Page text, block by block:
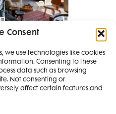
Consent
we use technologies like cookies
Consenting to these
data such as browsing
Not consenting or
affect certain features and
na časopis
SE
SMANJI
4 IZDANJA